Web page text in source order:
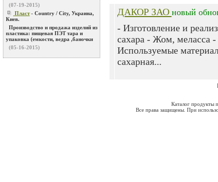
(07-19-2015)
Пласт- Country / City, Украина,
Киев.
Производство и продажа изделий из
пластика: пищевая ПЭТ тара и
упаковка (емкости, ведра ,баночки
(05-16-2015)
ДАКОР ЗАО новый
- Изготовление и
сахара - Жом, меласса -
Используемые
сахарная...
Каталог продукты
Все права защищены. При